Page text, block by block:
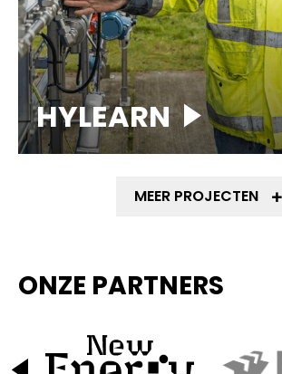
HYLEARN
MEER PROJECTEN
ONZE PARTNERS